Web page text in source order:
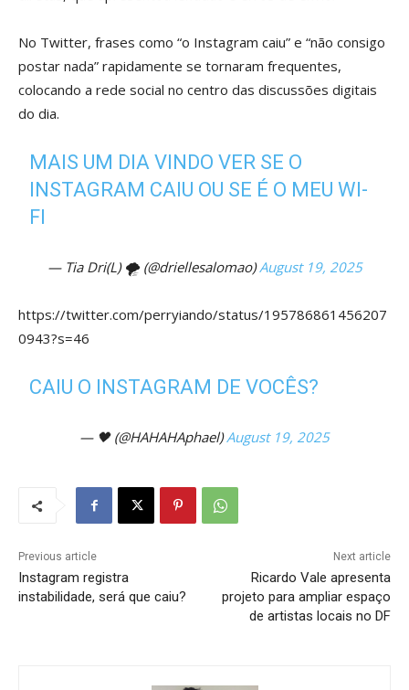
No Twitter, frases como “o Instagram caiu” e “não consigo
postar nada” rapidamente se tornaram frequentes,
colocando a rede social no centro das discussões digitais
do dia.
MAIS UM DIA VINDO VER SE O
INSTAGRAM CAIU OU SE É O MEU WI-
FI
— Tia Dri(L) 🌪️ (@driellesalomao)August 19, 2025
https://twitter.com/perryiando/status/195786861456207
0943?s=46
CAIU O INSTAGRAM DE VOCÊS?
— 🖤 (@HAHAHAphael)August 19, 2025
Previous article
Instagram registra
instabilidade, será que caiu?
Next article
Ricardo Vale apresenta
projeto para ampliar espaço
de artistas locais no DF